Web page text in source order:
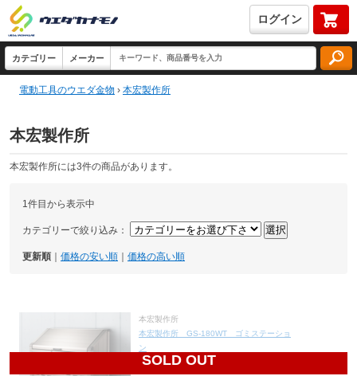
ログイン
電動工具のウエダ金物 › 本宏製作所
本宏製作所
本宏製作所には3件の商品があります。
1件目から表示中
カテゴリーで絞り込み：
更新順 価格の安い順 価格の高い順
SOLD OUT
本宏製作所
本宏製作所 GS-180WT ゴミステーショ
ン
183,000